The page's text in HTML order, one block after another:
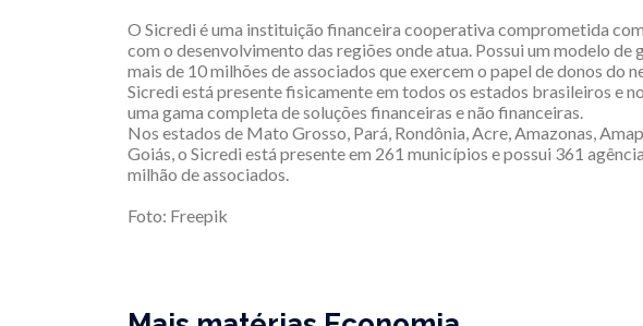
O Sicredi é uma instituição financeira cooperativa comprometida
com o desenvolvimento das regiões onde atua. Possui um modelo
mais de 10 milhões de associados que exercem o papel de donos do
Sicredi está presente fisicamente em todos os estados brasileiros e
uma gama completa de soluções financeiras e não financeiras.
Nos estados de Mato Grosso, Pará, Rondônia, Acre, Amazonas,
Goiás, o Sicredi está presente em 261 municípios e possui 361
milhão de associados.
Foto: Freepik